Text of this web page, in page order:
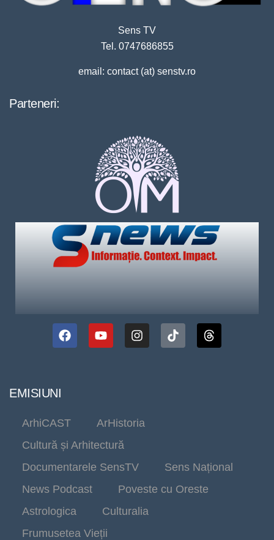
Sens TV
Tel. 0747686855
email: contact (at) senstv.ro
Parteneri:
EMISIUNI
ArhiCAST
ArHistoria
Cultură și Arhitectură
Documentarele SensTV
Sens Național
News Podcast
Poveste cu Oreste
Astrologica
Culturalia
Frumusetea Vieții